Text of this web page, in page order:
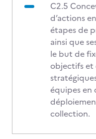
C2.5
d’actions
étapes de
ainsi que
le but de
objectifs et
équipes en
collection.